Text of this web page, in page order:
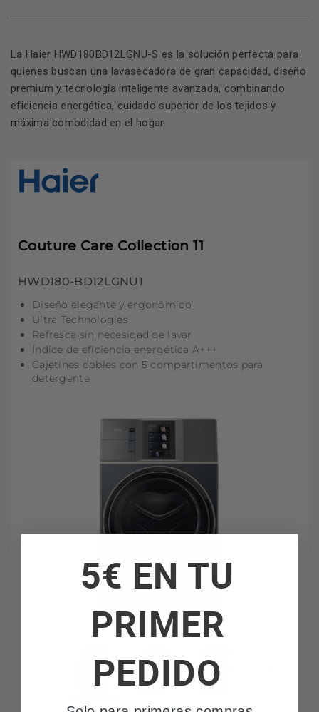
La Haier HWD180BD12LGNU-S es la solución perfecta para
quienes buscan una lavasecadora de gran capacidad, diseño
premium y tecnología inteligente avanzada, combinando
eficiencia energética, cuidado superior de los tejidos y
máxima comodidad en el hogar.
Couture Care Collection 11
HWD180-BD12LGNU1
Diseño elegante y ergonómico
Ultra Technologies
Refresca sin necesidad de lavar
Índice de eficiencia energética A+++
Cajetines dobles con 5 compartimentos para
detergente
5€ EN TU
PRIMER
PEDIDO